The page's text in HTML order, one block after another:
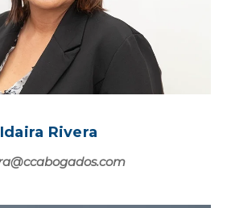
Idaira Rivera